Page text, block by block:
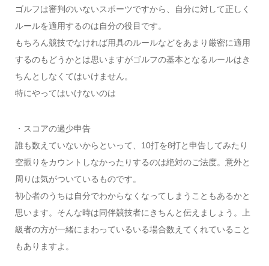
ゴルフは審判のいないスポーツですから、自分に対して正しく
ルールを適用するのは自分の役目です。
もちろん競技でなければ用具のルールなどをあまり厳密に適用
するのもどうかとは思いますがゴルフの基本となるルールはき
ちんとしなくてはいけません。
特にやってはいけないのは
・スコアの過少申告
誰も数えていないからといって、10打を8打と申告してみたり
空振りをカウントしなかったりするのは絶対のご法度。意外と
周りは気がついているものです。
初心者のうちは自分でわからなくなってしまうこともあるかと
思います。そんな時は同伴競技者にきちんと伝えましょう。上
級者の方が一緒にまわっているいる場合数えてくれていること
もありますよ。